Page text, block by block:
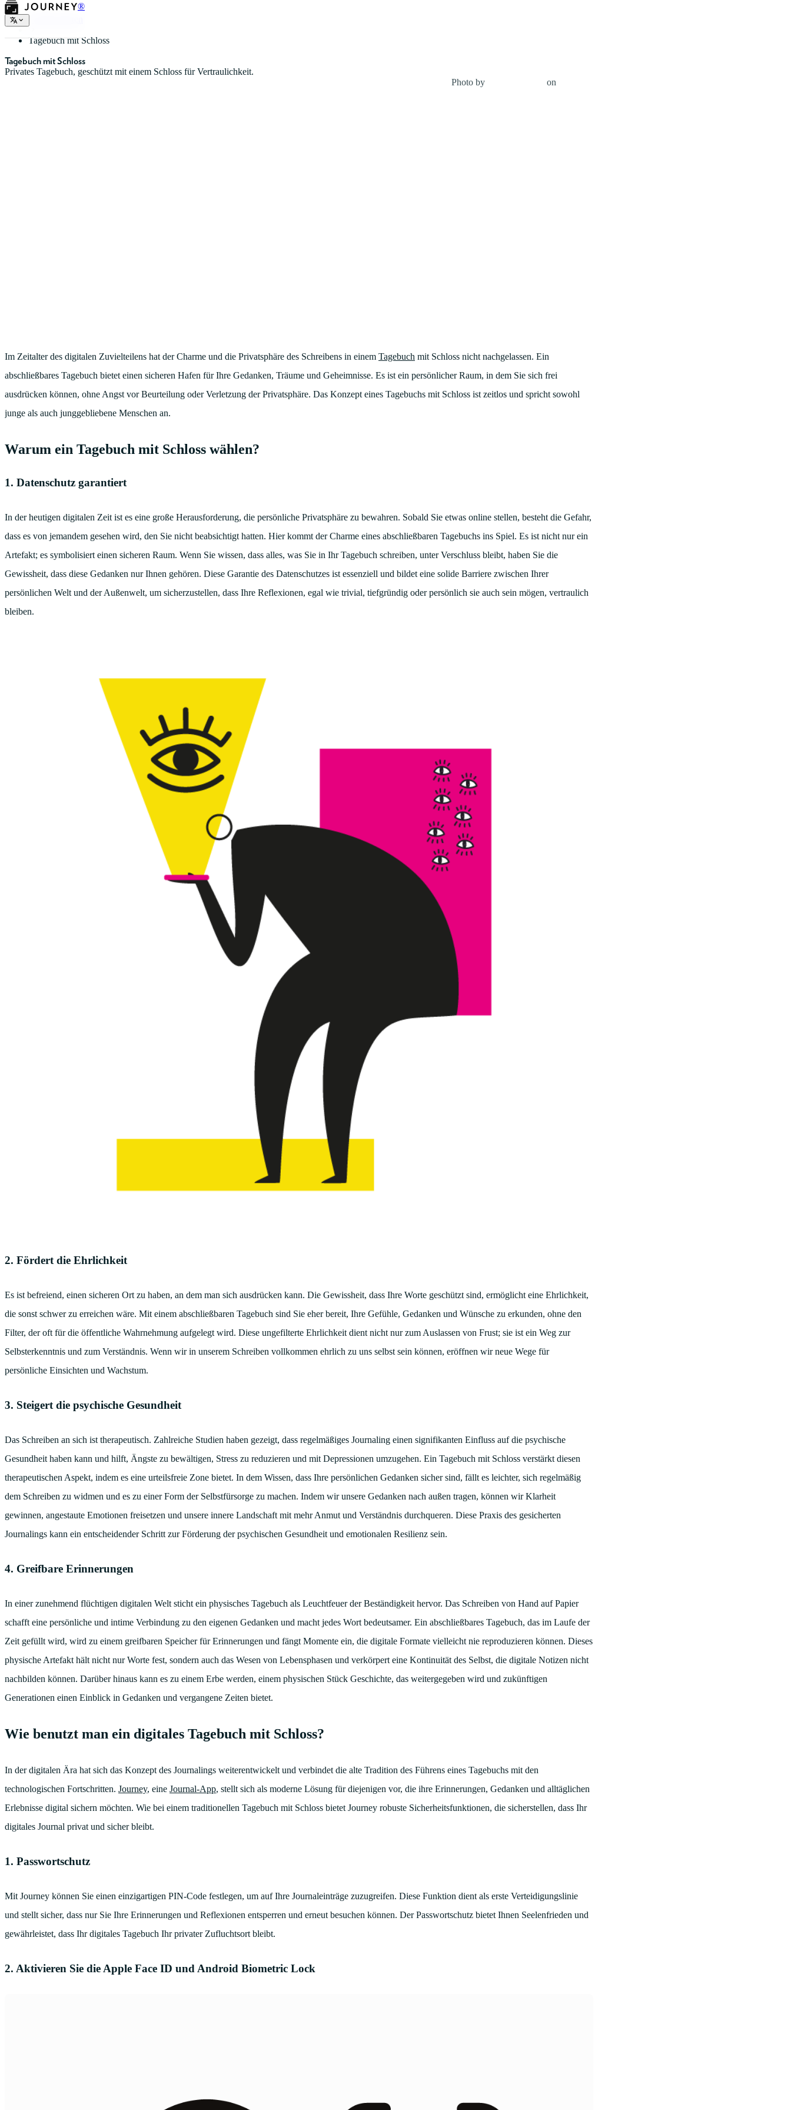
®
Tagebucharten
Tagebuch mit Schloss
Tagebuch mit Schloss
Privates Tagebuch, geschützt mit einem Schloss für Vertraulichkeit.
Photo by
on
Im Zeitalter des digitalen Zuvielteilens hat der Charme und die Privatsphäre des Schreibens in einem Tagebuch mit Schloss nicht nachgelassen. Ein
abschließbares Tagebuch bietet einen sicheren Hafen für Ihre Gedanken, Träume und Geheimnisse. Es ist ein persönlicher Raum, in dem Sie sich frei
ausdrücken können, ohne Angst vor Beurteilung oder Verletzung der Privatsphäre. Das Konzept eines Tagebuchs mit Schloss ist zeitlos und spricht sowohl
junge als auch junggebliebene Menschen an.
Warum ein Tagebuch mit Schloss wählen?
1. Datenschutz garantiert
In der heutigen digitalen Zeit ist es eine große Herausforderung, die persönliche Privatsphäre zu bewahren. Sobald Sie etwas online stellen, besteht die Gefahr,
dass es von jemandem gesehen wird, den Sie nicht beabsichtigt hatten. Hier kommt der Charme eines abschließbaren Tagebuchs ins Spiel. Es ist nicht nur ein
Artefakt; es symbolisiert einen sicheren Raum. Wenn Sie wissen, dass alles, was Sie in Ihr Tagebuch schreiben, unter Verschluss bleibt, haben Sie die
Gewissheit, dass diese Gedanken nur Ihnen gehören. Diese Garantie des Datenschutzes ist essenziell und bildet eine solide Barriere zwischen Ihrer
persönlichen Welt und der Außenwelt, um sicherzustellen, dass Ihre Reflexionen, egal wie trivial, tiefgründig oder persönlich sie auch sein mögen, vertraulich
bleiben.
2. Fördert die Ehrlichkeit
Es ist befreiend, einen sicheren Ort zu haben, an dem man sich ausdrücken kann. Die Gewissheit, dass Ihre Worte geschützt sind, ermöglicht eine Ehrlichkeit,
die sonst schwer zu erreichen wäre. Mit einem abschließbaren Tagebuch sind Sie eher bereit, Ihre Gefühle, Gedanken und Wünsche zu erkunden, ohne den
Filter, der oft für die öffentliche Wahrnehmung aufgelegt wird. Diese ungefilterte Ehrlichkeit dient nicht nur zum Auslassen von Frust; sie ist ein Weg zur
Selbsterkenntnis und zum Verständnis. Wenn wir in unserem Schreiben vollkommen ehrlich zu uns selbst sein können, eröffnen wir neue Wege für
persönliche Einsichten und Wachstum.
3. Steigert die psychische Gesundheit
Das Schreiben an sich ist therapeutisch. Zahlreiche Studien haben gezeigt, dass regelmäßiges Journaling einen signifikanten Einfluss auf die psychische
Gesundheit haben kann und hilft, Ängste zu bewältigen, Stress zu reduzieren und mit Depressionen umzugehen. Ein Tagebuch mit Schloss verstärkt diesen
therapeutischen Aspekt, indem es eine urteilsfreie Zone bietet. In dem Wissen, dass Ihre persönlichen Gedanken sicher sind, fällt es leichter, sich regelmäßig
dem Schreiben zu widmen und es zu einer Form der Selbstfürsorge zu machen. Indem wir unsere Gedanken nach außen tragen, können wir Klarheit
gewinnen, angestaute Emotionen freisetzen und unsere innere Landschaft mit mehr Anmut und Verständnis durchqueren. Diese Praxis des gesicherten
Journalings kann ein entscheidender Schritt zur Förderung der psychischen Gesundheit und emotionalen Resilienz sein.
4. Greifbare Erinnerungen
In einer zunehmend flüchtigen digitalen Welt sticht ein physisches Tagebuch als Leuchtfeuer der Beständigkeit hervor. Das Schreiben von Hand auf Papier
schafft eine persönliche und intime Verbindung zu den eigenen Gedanken und macht jedes Wort bedeutsamer. Ein abschließbares Tagebuch, das im Laufe der
Zeit gefüllt wird, wird zu einem greifbaren Speicher für Erinnerungen und fängt Momente ein, die digitale Formate vielleicht nie reproduzieren können. Dieses
physische Artefakt hält nicht nur Worte fest, sondern auch das Wesen von Lebensphasen und verkörpert eine Kontinuität des Selbst, die digitale Notizen nicht
nachbilden können. Darüber hinaus kann es zu einem Erbe werden, einem physischen Stück Geschichte, das weitergegeben wird und zukünftigen
Generationen einen Einblick in Gedanken und vergangene Zeiten bietet.
Wie benutzt man ein digitales Tagebuch mit Schloss?
In der digitalen Ära hat sich das Konzept des Journalings weiterentwickelt und verbindet die alte Tradition des Führens eines Tagebuchs mit den
technologischen Fortschritten. Journey, eine Journal-App, stellt sich als moderne Lösung für diejenigen vor, die ihre Erinnerungen, Gedanken und alltäglichen
Erlebnisse digital sichern möchten. Wie bei einem traditionellen Tagebuch mit Schloss bietet Journey robuste Sicherheitsfunktionen, die sicherstellen, dass Ihr
digitales Journal privat und sicher bleibt.
1. Passwortschutz
Mit Journey können Sie einen einzigartigen PIN-Code festlegen, um auf Ihre Journaleinträge zuzugreifen. Diese Funktion dient als erste Verteidigungslinie
und stellt sicher, dass nur Sie Ihre Erinnerungen und Reflexionen entsperren und erneut besuchen können. Der Passwortschutz bietet Ihnen Seelenfrieden und
gewährleistet, dass Ihr digitales Tagebuch Ihr privater Zufluchtsort bleibt.
2. Aktivieren Sie die Apple Face ID und Android Biometric Lock